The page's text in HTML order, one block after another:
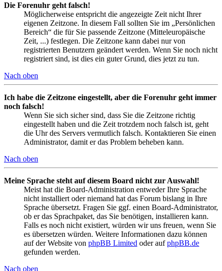
Die Forenuhr geht falsch!
Möglicherweise entspricht die angezeigte Zeit nicht Ihrer
eigenen Zeitzone. In diesem Fall sollten Sie im „Persönlichen
Bereich“ die für Sie passende Zeitzone (Mitteleuropäische
Zeit, ...) festlegen. Die Zeitzone kann dabei nur von
registrierten Benutzern geändert werden. Wenn Sie noch nicht
registriert sind, ist dies ein guter Grund, dies jetzt zu tun.
Nach oben
Ich habe die Zeitzone eingestellt, aber die Forenuhr geht immer
noch falsch!
Wenn Sie sich sicher sind, dass Sie die Zeitzone richtig
eingestellt haben und die Zeit trotzdem noch falsch ist, geht
die Uhr des Servers vermutlich falsch. Kontaktieren Sie einen
Administrator, damit er das Problem beheben kann.
Nach oben
Meine Sprache steht auf diesem Board nicht zur Auswahl!
Meist hat die Board-Administration entweder Ihre Sprache
nicht installiert oder niemand hat das Forum bislang in Ihre
Sprache übersetzt. Fragen Sie ggf. einen Board-Administrator,
ob er das Sprachpaket, das Sie benötigen, installieren kann.
Falls es noch nicht existiert, würden wir uns freuen, wenn Sie
es übersetzen würden. Weitere Informationen dazu können
auf der Website von phpBB Limited oder aufphpBB.de
gefunden werden.
Nach oben